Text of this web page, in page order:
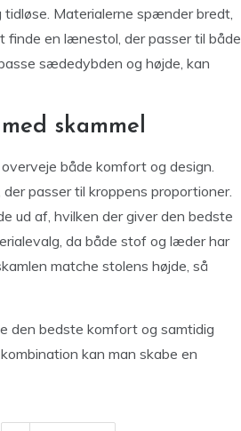
Materialerne spænder bredt,
en lænestol, der passer til både
sædedybden og højde, kan
skammel
både komfort og design.
passer til kroppens proportioner.
ud af, hvilken der giver den bedste
da både stof og læder har
matche stolens højde, så
den bedste komfort og samtidig
kan man skabe en